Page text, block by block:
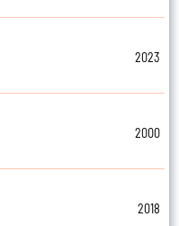
2023
2000
2018